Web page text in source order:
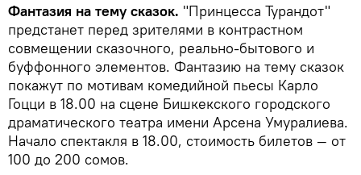
Фантазия на тему сказок. "Принцесса Турандот"
предстанет перед зрителями в контрастном
совмещении сказочного, реально-бытового и
буффонного элементов. Фантазию на тему сказок
покажут по мотивам комедийной пьесы Карло
Гоцци в 18.00 на сцене Бишкекского городского
драматического театра имени Арсена Умуралиева.
Начало спектакля в 18.00, стоимость билетов — от
100 до 200 сомов.